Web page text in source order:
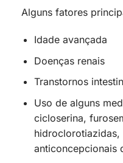
Alguns fatores
Idade avançada
Doenças renais
Transtornos
Uso de alguns
cicloserina,
hidroclorotiazidas,
anticoncepcionais